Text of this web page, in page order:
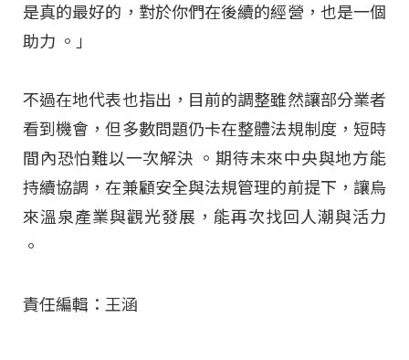
是真的最好的，對於你們在後續的經營，也是一個
助力 。」
不過在地代表也指出，目前的調整雖然讓部分業者
看到機會，但多數問題仍卡在整體法規制度，短時
間內恐怕難以一次解決 。期待未來中央與地方能
持續協調，在兼顧安全與法規管理的前提下，讓烏
來溫泉產業與觀光發展，能再次找回人潮與活力
。
責任編輯：王涵